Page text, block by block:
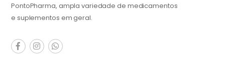
PontoPharma, ampla variedade de medicamentos
e suplementos em geral.